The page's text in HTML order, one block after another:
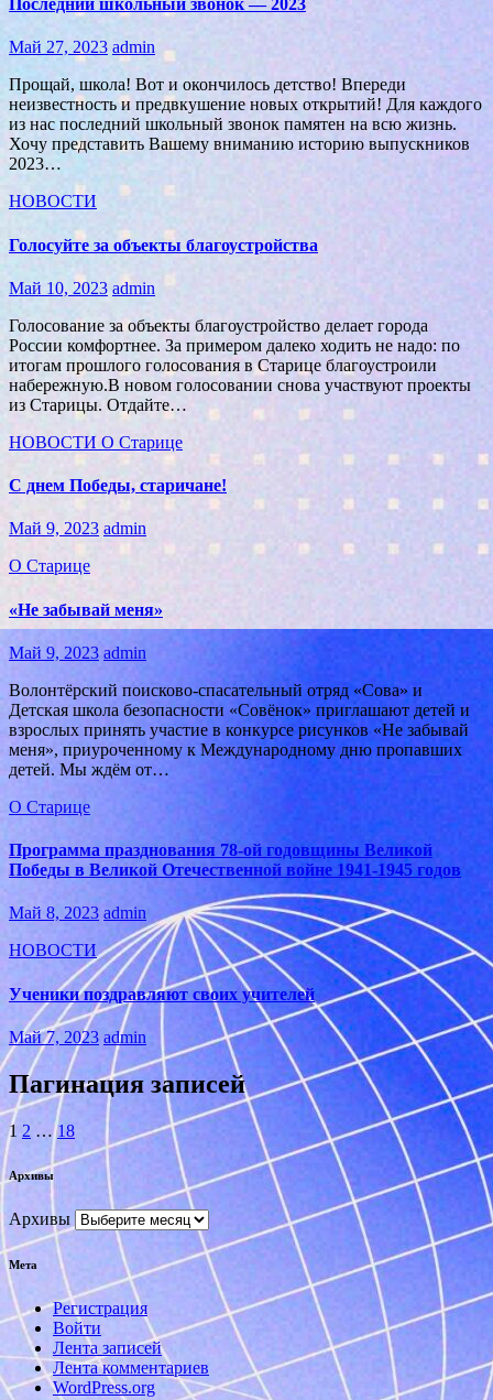
Последний школьный звонок — 2023
Май 27, 2023 admin
Прощай, школа! Вот и окончилось детство! Впереди
неизвестность и предвкушение новых открытий! Для каждого
из нас последний школьный звонок памятен на всю жизнь.
Хочу представить Вашему вниманию историю выпускников
2023…
НОВОСТИ
Голосуйте за объекты благоустройства
Май 10, 2023 admin
Голосование за объекты благоустройство делает города
России комфортнее. За примером далеко ходить не надо: по
итогам прошлого голосования в Старице благоустроили
набережную.В новом голосовании снова участвуют проекты
из Старицы. Отдайте…
НОВОСТИ О Старице
С днем Победы, старичане!
Май 9, 2023 admin
О Старице
«Не забывай меня»
Май 9, 2023 admin
Волонтёрский поисково-спасательный отряд «Сова» и
Детская школа безопасности «Совёнок» приглашают детей и
взрослых принять участие в конкурсе рисунков «Не забывай
меня», приуроченному к Международному дню пропавших
детей. Мы ждём от…
О Старице
Программа празднования 78-ой годовщины Великой
Победы в Великой Отечественной войне 1941-1945 годов
Май 8, 2023 admin
НОВОСТИ
Ученики поздравляют своих учителей
Май 7, 2023 admin
Пагинация записей
1 2 … 18
Архивы
Архивы
Мета
Регистрация
Войти
Лента записей
Лента комментариев
WordPress.org